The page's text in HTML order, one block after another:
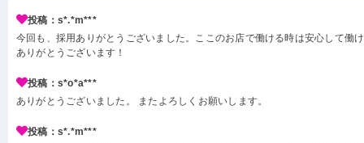
投稿：s*.*m***
今回も、採用ありがとうございました。ここのお店で働ける時は安心して働
ありがとうございます！
投稿：s*o*a***
ありがとうございました。 またよろしくお願いします。
投稿：s*.*m***